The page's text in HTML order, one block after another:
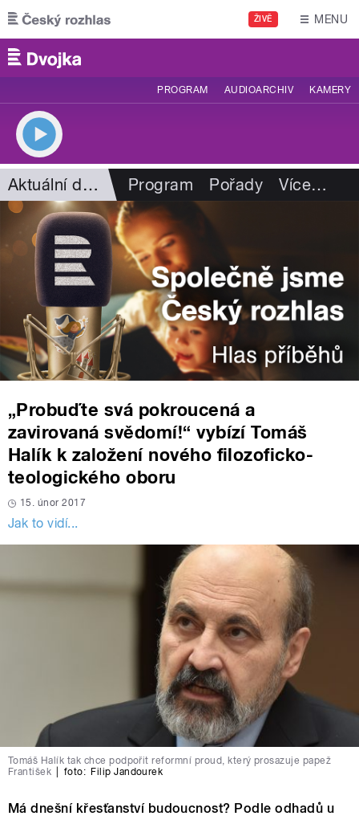
Přejít k hlavnímu obsahu
ŽIVĚ MENU
PROGRAM AUDIOARCHIV KAMERY
Aktuální dění Program Pořady Více…
„Probuďte svá pokroucená a
zavirovaná svědomí!“ vybízí Tomáš
Halík k založení nového filozoficko-
teologického oboru
15. únor 2017
Jak to vidí...
Tomáš Halík tak chce podpořit reformní proud, který prosazuje papež
František
foto: Filip Jandourek
Má dnešní křesťanství budoucnost? Podle odhadů u